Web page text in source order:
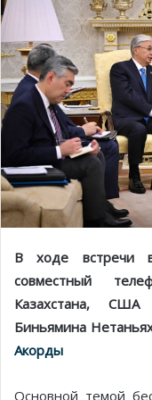
В ходе встречи в
совместный
Казахстана,
Биньямина
Акорды
Основной темой